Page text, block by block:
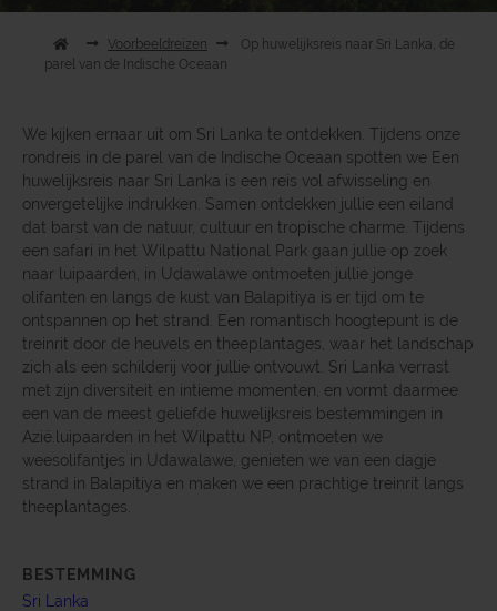
Voorbeeldreizen
Op huwelijksreis naar Sri Lanka, de
parel van de Indische Oceaan
We kijken ernaar uit om Sri Lanka te ontdekken. Tijdens onze
rondreis in de parel van de Indische Oceaan spotten we Een
huwelijksreis naar Sri Lanka is een reis vol afwisseling en
onvergetelijke indrukken. Samen ontdekken jullie een eiland
dat barst van de natuur, cultuur en tropische charme. Tijdens
een safari in het Wilpattu National Park gaan jullie op zoek
naar luipaarden, in Udawalawe ontmoeten jullie jonge
olifanten en langs de kust van Balapitiya is er tijd om te
ontspannen op het strand. Een romantisch hoogtepunt is de
treinrit door de heuvels en theeplantages, waar het landschap
zich als een schilderij voor jullie ontvouwt. Sri Lanka verrast
met zijn diversiteit en intieme momenten, en vormt daarmee
een van de meest geliefde huwelijksreis bestemmingen in
Azië.luipaarden in het Wilpattu NP, ontmoeten we
weesolifantjes in Udawalawe, genieten we van een dagje
strand in Balapitiya en maken we een prachtige treinrit langs
theeplantages.
BESTEMMING
Sri Lanka